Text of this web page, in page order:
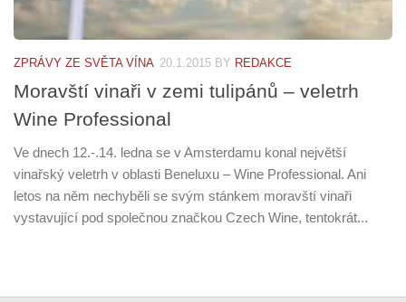
ZPRÁVY ZE SVĚTA VÍNA 20.1.2015 BY REDAKCE
Moravští vinaři v zemi tulipánů – veletrh
Wine Professional
Ve dnech 12.-.14. ledna se v Amsterdamu konal největší
vinařský veletrh v oblasti Beneluxu – Wine Professional. Ani
letos na něm nechyběli se svým stánkem moravští vinaři
vystavující pod společnou značkou Czech Wine, tentokrát...